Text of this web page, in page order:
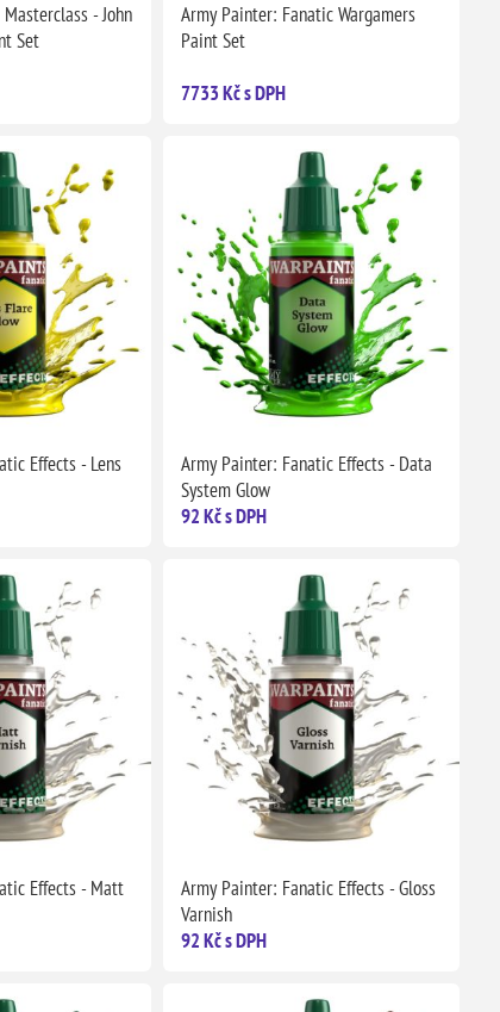
- John
Set
Army Painter: Fanatic Wargamers
Paint Set
7733 Kč s DPH
Effects - Lens
Army Painter: Fanatic Effects - Data
System Glow
92 Kč s DPH
Effects - Matt
Army Painter: Fanatic Effects - Gloss
Varnish
92 Kč s DPH